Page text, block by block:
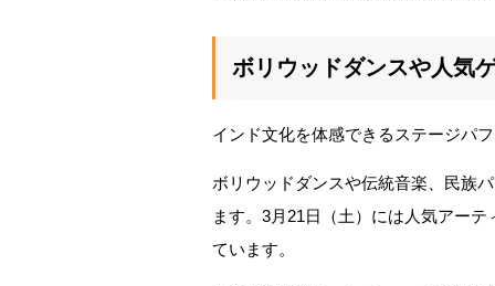
ボリウッドダンスや人気
インド文化を体感できるステージパ
ボリウッドダンスや伝統音楽、民族
ます。3月21日（土）には人気アー
ています。